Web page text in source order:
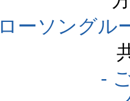
ローソングル
-